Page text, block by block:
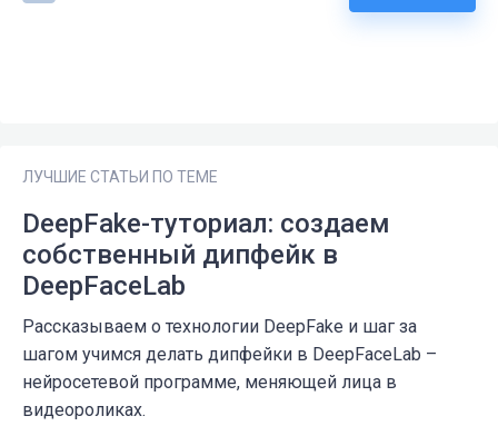
ЛУЧШИЕ СТАТЬИ ПО ТЕМЕ
DeepFake-туториал: создаем
собственный дипфейк в
DeepFaceLab
Рассказываем о технологии DeepFake и шаг за
шагом учимся делать дипфейки в DeepFaceLab –
нейросетевой программе, меняющей лица в
видеороликах.